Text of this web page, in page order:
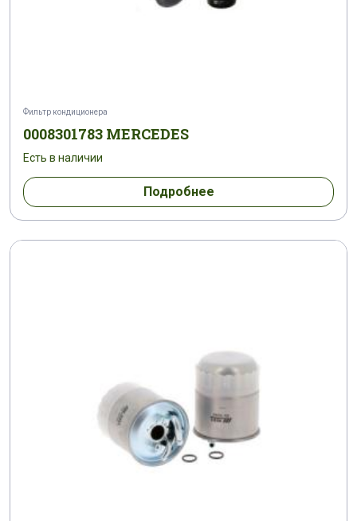
Фильтр кондиционера
0008301783 MERCEDES
Есть в наличии
Подробнее